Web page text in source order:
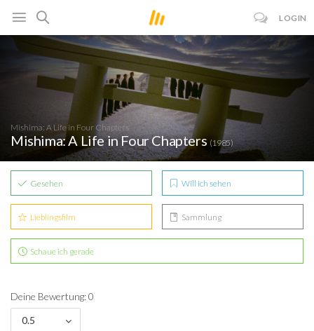
LOGIN
Mishima: A Life in Four Chapters
Mishima: A Life in Four Chapters (1985)
Gesehen Will ich sehen
Lieblingsfilm Sammlung
Schaue ich gerade
Deine Bewertung: 0
0.5